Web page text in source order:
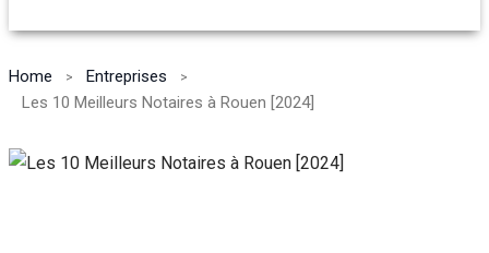
Home
Entreprises
Les 10 Meilleurs Notaires à Rouen [2024]